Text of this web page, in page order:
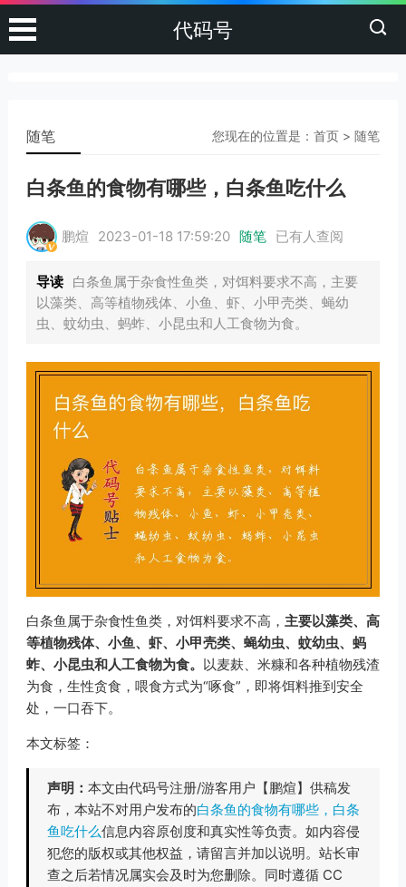
代码号
您现在的位置是：首页 >随笔
随笔
白条鱼的食物有哪些，白条鱼吃什么
鹏煊 2023-01-18 17:59:20 随笔 已有人查阅
导读 白条鱼属于杂食性鱼类，对饵料要求不高，主要
以藻类、高等植物残体、小鱼、虾、小甲壳类、蝇幼
虫、蚊幼虫、蚂蚱、小昆虫和人工食物为食。
白条鱼属于杂食性鱼类，对饵料要求不高， 主要以藻类、高
等植物残体、小鱼、虾、小甲壳类、蝇幼虫、蚊幼虫、蚂
蚱、小昆虫和人工食物为食。 以麦麸、米糠和各种植物残渣
为食，生性贪食，喂食方式为“啄食”，即将饵料推到安全
处，一口吞下。
本文标签：
声明： 本文由代码号注册/游客用户【鹏煊】供稿发
布，本站不对用户发布的白条鱼的食物有哪些，白条
鱼吃什么信息内容原创度和真实性等负责。如内容侵
犯您的版权或其他权益，请留言并加以说明。站长审
查之后若情况属实会及时为您删除。同时遵循 CC